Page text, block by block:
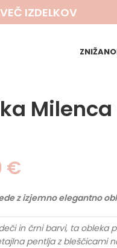
IZDELKOV
ZNIŽANO
€
z izjemno elegantno
in črni barvi, ta obleka
pentlja z bleščicami